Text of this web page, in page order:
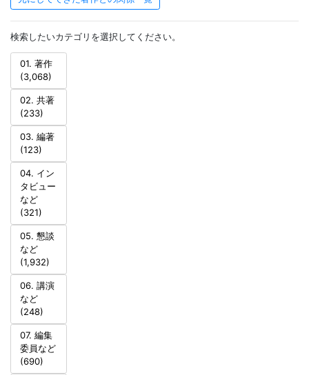
検索したいカテゴリを選択してください。
01. 著作
(3,068)
02. 共著
(233)
03. 編著
(123)
04. イン
タビュー
など
(321)
05. 懇談
など
(1,932)
06. 講演
など
(248)
07. 編集
委員など
(690)